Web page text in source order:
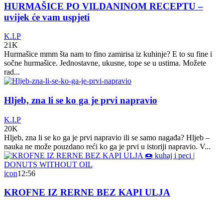
HURMAŠICE PO VILDANINOM RECEPTU –
uvijek će vam uspjeti
K.I.P
21K
Hurmašice mmm šta nam to fino zamirisa iz kuhinje? E to su fine i
sočne hurmašice. Jednostavne, ukusne, tope se u ustima. Možete
rad...
Hljeb, zna li se ko ga je prvi napravio
K.I.P
20K
Hljeb, zna li se ko ga je prvi napravio ili se samo nagađa? Hljeb –
nauka ne može pouzdano reći ko ga je prvi u istoriji napravio. V...
icon12:56
KROFNE IZ RERNE BEZ KAPI ULJA